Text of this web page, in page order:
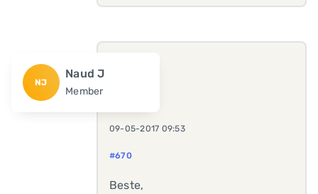
NJ
Naud J
Member
09-05-2017 09:53
#670
Beste,